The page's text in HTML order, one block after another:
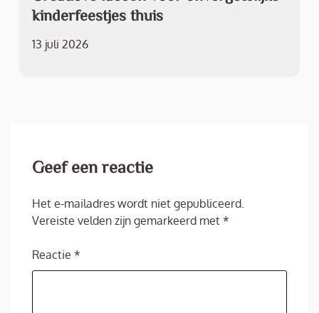
kinderfeestjes thuis
13 juli 2026
Geef een reactie
Het e-mailadres wordt niet gepubliceerd.
Vereiste velden zijn gemarkeerd met *
Reactie *